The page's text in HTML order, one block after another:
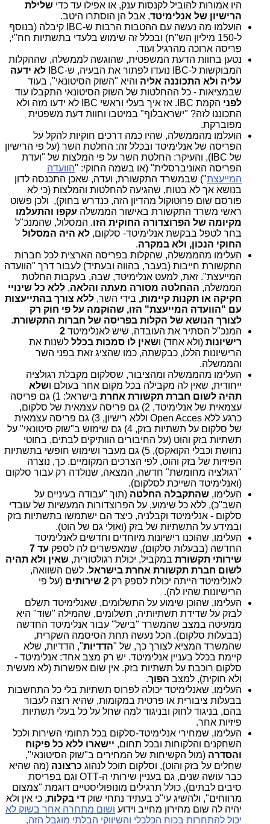
היו אמורות להוביל לקנסות ענק, או אפילו עד כדי שלילת
הרישיון של אנלימיטד, אבל הן הוסתרו היטב.
הועלמו מה נעשה עם ההטבות הרבות ש-IBC קיבלה (בנוסף
ל-150 מיליון הש"ח) ובכלל זה שימוש בלעדי בתשתיות חח"י,
פריסה ארוכה מהרגיל ועוד.
נטען בחוות הדעת המשפטית, שהוגשה לממשלה, שההקלות
המבוקשות ל-IBC נועדו לפתור את הבעיה, ש-IBC
לא ידעה
עליה ולא התכוננה אליה והיא "השוק הסיטונאי", בעוד
שבמציאות - כל ההחלטות של השוק הסיטונאי התקבלו עוד
לפני
הקמת IBC. אז איך בעלי וראשי IBC לא ידעו מזה ולא
התכוננו לזה? "ישראבלוף" במיטבו וחוות דעת משפטית
מפוברקת.
הועלמו מהממשלה, שהיו כמה דרכים חוקיות להקל על
הפריסה של אנלימיטד ובכלל זה: החלטת השר (על פי הרישיון
של IBC), והעיקר: החלטת השר על פי המלצות של "ועדת
הפריסה האוניברסלית" (או בשמה החוקי: "הוועדה
המייעצת") שבמשרד התקשורת, ועדה, שאכן התכנסה לדון
בנושא אך לא בטוח, שהגיעה להחלטות והמלצות (כי לא
פורסם שום פרוטוקול מהדיון הזה, כנדרש בחוק), ולכן פשוט
ראשי משרד התקשורת באישור הממשלה עקפו והתעלמו
מקיומה של הפרוצדורה החוקית הזו. המסלול, שהמנכ"ל
בחר לטפל בבקשת אנלימיטד- סלקום, לא היה המסלול
החוקי הנכון, ולא במקרה.
העלימו מהממשלה, שהקלות בפריסה הארצית לכל חברות
התקשורת חייבות (בעבר, בהווה ובעתיד) לעבור דרך "הוועדה
המייעצת". זאת, למעט אנלימיטד, שבה, בעקבות החלטת
הממשלה, ההחלטה מסורה מעתה והלאה, ללא כל שינויי
חקיקה או תקנות קיימות, בידי השר, ללא צורך בהתייעצות
עם "הוועדה המייעצת" הזו, שהוקמה על פי חוק רק
לצורך הנושא של הקלות בפריסה של חברות התקשורת.
המנכ"ל הסתיר את העובדה, שיש לאנלימיטד 2
רישיונות (ולא אחד) ושאין לו סמכות בכלל לשנות את
הרישיונות הללו, כבקשתה, כמו שהציג זאת בפני השר
והממשלה.
העלימו מהממשלה ומהציבור, שסלקום מקבלת רגולציה
ייחודית, שאין לה מקבילה בכל מקום אחר בעולם ושלא
תהיה לשום חברת תקשורת אחרת
בישראל: 1) גם פריסה
עצמאית של אנלימיטד, 2) גם פריסה עצמאית של סלקום,
כרגע ללא Open Acces וללא רישיון, 3) גם פריסה עצמאית
של סלקום על תשתיות בזק, 4) גם שימוש ב"שוק סיטונאי" על
תשתיות בזק והוט (על החיבורים הוותיקים לבתים, בחוטי
נחושת וכבלי הקואקס), 5) גם מעבר ושימוש חופשי בתשתיות
הפיזיות של בזק והוט, לפי הצרכים המקומיים. כך, נוצרה
"רגולציה מחומשת" חדשה, המצאה, שנולדה רק עבור סלקום
(ואנלימיטד השייכת לסלקום).
העלימו, שהתקבלה החלטה (תוך "עבודה בעיניים על
השב"כ), ללא כל שימוע, על הפרוצדורות המעשיות של עובדי
סלקום - אנלימיטד וקבלניה, כיצד הם ישתמשו בתשתיות בזק
ובמידע על התשתיות של בזק (ואולי גם של הוט).
העלימו, שהוכנו רישיונות מיוחדים וחדשים לאנלימיטד
החדשה (בבעלות סלקום), שמאפשרים לה לספק
עד 7
שירותי תקשורת במקביל, יכולת רגולטורית, שאין ולא תהיה
לשום חברת תקשורת אחרת בישראל. לשם השוואה,
לאנלימיטד הייתה יכולת לספק רק 2 שירותים
(על פי
הרישיונות שהיו לה).
העלימו, שהוכן שימוע על התשלומים, שאנלימיטד תשלם
לבזק על שדידת תשתיותיה, תשלומים, שהמילה "שוד" היא
ממעיטה במצב שהמשרד "בישל" עבור אנלימיטד החדשה
(בבעלות סלקום). הכל נעשה תחת הסיסמה השקרית,
שהמשרד המציא לצורך כך, של "הדדיות", הדדיות, שלא
קיימת בכלל בעניין אנלימיטד. יש רק מצב אחד: אנלימיטד -
סלקום רוכבת על תשתיות בזק. אין שום אפשרות (לא מעשית
ולא חוקית), למצב הפוך.
העלימו, שאנלימיטד יכולה לפרוס תשתיות בלי כל התחשבות
בבעלות ציבורית או פרטית במקומות, שהיא רוצה לעבור
בהם, בניגוד לחוק ובניגוד למה שחל על כל בעלי תשתיות
פיזיות אחר.
העלימו, שמחירי אנלימיטד-סלקום בכל תחומי השירות ולכל
השחקנים והלקוחות ובכל תחום, יישארו ללא כל פיקוח
והסדרה (מול הקשיחות של המחירים ב"שוק הסיטונאי",
שחלים על בזק והוט), וסלקום תוכל לנהוג כרצונה (מה שהיא
כבר עושה שנים, גם בעניין שירותי ה-OTT וגם בפריסת
סיבים לבתים), כולל תרגילים מונופוליסטיים דוגמת "צמצום
מרווחים", ולהשיג עי"כ בעתיד נתחי שוק די בקלות, כי אין ולא
יהיה לה שום מחירון מחייב וידוע ושום מתחרה אחר בשוק לא
יכול להתחרות בכוח הכלכלי והשיווקי הבלתי מוגבל הזה,